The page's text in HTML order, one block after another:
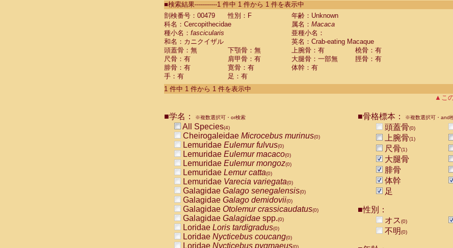
CebidaeSaguinus labiatus(0)
Cebidae Saguinus leucopus (0)
CebidaeSaguinus midas
CebidaeSaguinus mystax
CebidaeSaguinus nigricollis (1)
Cebidae Saguinus oedipus
Cebidae Saguinus weddelli
Cebidae Saguinusspp.
Cebidae Aotus trivirgatus
Cebidae Cebus albifrons
CebidaeCebus nigrivittatus
CebidaeCebus
CebidaeSaimiri boliviensis(0)
CebidaeSaimiri sciureus(0)
AtelidaeAlouatta caraya(0)
AtelidaeAlouatta fusca(0)
AtelidaeAlouatta seniculus
AtelidaeAlouattaspp.(0)
AtelidaeAteles belzebuth(0)
AtelidaeAteles geoffroyi(0)
AtelidaeAteles paniscus(0)
AtelidaeAtelesspp.(0)
Atelidae Lagothrix lagothricha
AtelidaeLagothrix lagothricha cana
PitheciidaeCacajao calvus rubicundus
■検索結果-----------1 件中 1 件から 1 件を表示中
剖検番号：00479
性別：F
年齢：Unknown
科名：Cercopithecidae
属名： Macaca
種小名： fascicularis
亜種小名：
和名：カニクイザル
英名：Crab-eating Macaque
頭蓋骨：無
下顎骨：無 上腕骨：有
橈骨：有
尺骨：有
肩甲骨：有 大腿骨：一部無
脛骨：有
腓骨：有
寛骨：有
体幹：有
手：有
足：有
1 件中 1 件から 1 件を表示中
▲こ
■学名： ※複数選択可・or検索
All Species(4)
Cheirogaleidae Microcebus murinus(0)
Lemuridae Eulemur fulvus(0)
Lemuridae Eulemur macaco(0)
Lemuridae Eulemur mongoz(0)
Lemuridae Lemur catta(0)
Lemuridae Varecia variegata(0)
Galagidae Galago senegalensis(0)
Galagidae Galago demidovii(0)
Galagidae Otolemur crassicaudatus(0)
Galagidae Galagidae spp.(0)
Loridae Loris tardigradus(0)
Loridae Nycticebus coucang(0)
Loridae Nycticebus pygmaeus(0)
■骨格標本： ※複数選択可・and
頭蓋骨(0)
上腕骨(1)
尺骨(1)
大腿骨
腓骨
体幹
足
■性別：
オス(0)
不明(0)